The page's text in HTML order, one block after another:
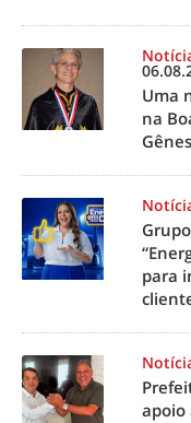
Uma
na
para
apoio